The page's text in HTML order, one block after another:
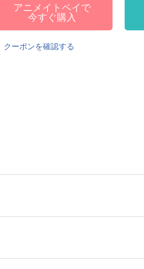
アニメイトペイで
今すぐ購入
クーポンを確認する